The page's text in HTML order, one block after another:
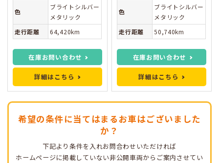
色
ブライトシルバー
メタリック
走行距離
64,420km
在庫お問い合わせ
詳細はこちら
色
ブライトシルバー
メタリック
走行距離
50,740km
在庫お問い合わせ
詳細はこちら
希望の条件に当てはまるお車はございました
か？
下記より条件を入れお問合わせいただければ
ホームページに掲載していない非公開車両からご案内させてい